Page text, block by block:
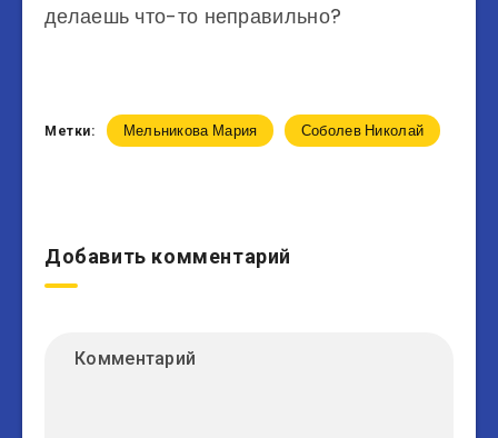
делаешь что-то неправильно?
Метки: Мельникова Мария Соболев Николай
Добавить комментарий